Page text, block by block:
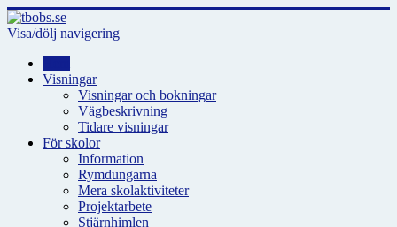
Visa/dölj navigering
Visningar
Visningar och bokningar
Vägbeskrivning
Tidare visningar
För skolor
Information
Rymdungarna
Mera skolaktiviteter
Projektarbete
Stjärnhimlen